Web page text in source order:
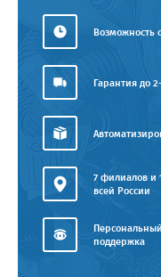
Возможность
Гарантия до
7 филиалов и
всей России
поддержка